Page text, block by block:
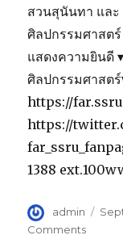
สวนสุนันทา และ
ศิลปกรรมศาสต
แสดงความยินดี
ศิลปกรรมศาสต
https://
https://
1388
Author
admin
Comments